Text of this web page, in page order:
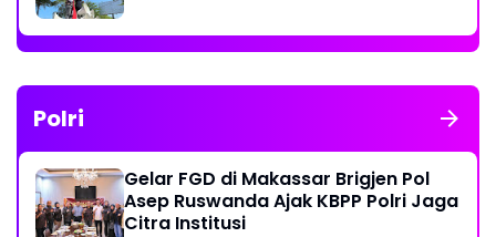
Polri
Gelar FGD di Makassar Brigjen Pol
Asep Ruswanda Ajak KBPP Polri Jaga
Citra Institusi